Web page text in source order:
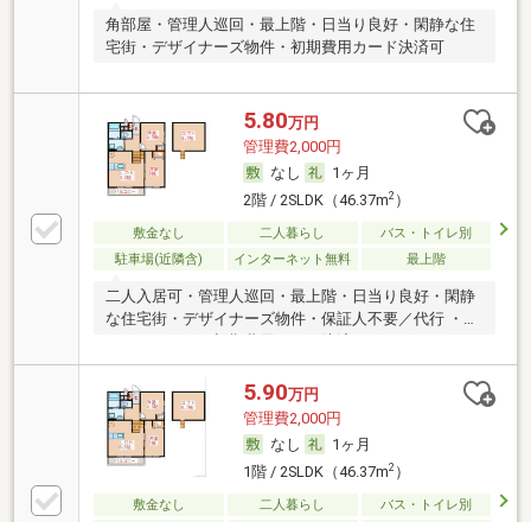
角部屋・管理人巡回・最上階・日当り良好・閑静な住
宅街・デザイナーズ物件・初期費用カード決済可
5.80万円
管理費2,000円
なし
1ヶ月
2階 / 2SLDK（46.37m2）
敷金なし 二人暮らし
バス・トイレ別
駐車場(近隣含)
インターネット無料 最上階
二人入居可・管理人巡回・最上階・日当り良好・閑静
な住宅街・デザイナーズ物件・保証人不要／代行 ・ル
5.90万円
管理費2,000円
なし
1ヶ月
1階 / 2SLDK（46.37m2）
敷金なし 二人暮らし
バス・トイレ別